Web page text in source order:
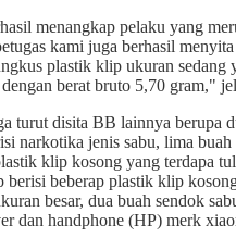
menangkap pelaku yang
kami juga berhasil
plastik klip ukuran sedang
berat bruto 5,70 gram,"
turut disita BB lainnya berupa
narkotika jenis sabu, lima
klip kosong yang terdapa
berisi beberap plastik klip
besar, dua buah sendok
dan handphone (HP) merk